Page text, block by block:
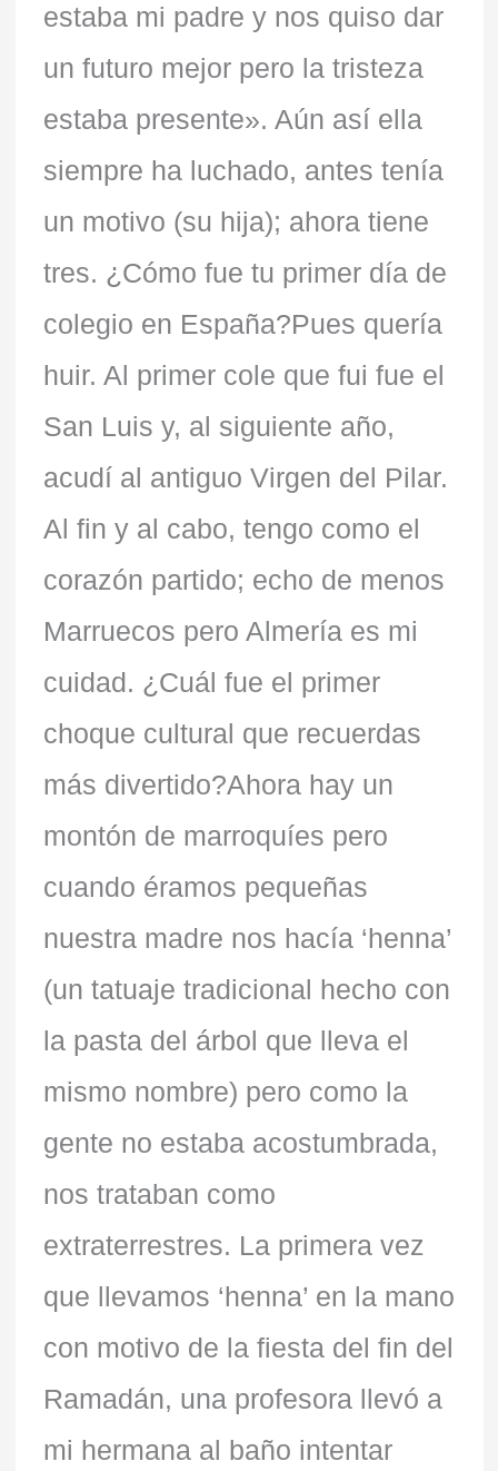
estaba mi padre y nos quiso dar
un futuro mejor pero la tristeza
estaba presente». Aún así ella
siempre ha luchado, antes tenía
un motivo (su hija); ahora tiene
tres. ¿Cómo fue tu primer día de
colegio en España?Pues quería
huir. Al primer cole que fui fue el
San Luis y, al siguiente año,
acudí al antiguo Virgen del Pilar.
Al fin y al cabo, tengo como el
corazón partido; echo de menos
Marruecos pero Almería es mi
cuidad. ¿Cuál fue el primer
choque cultural que recuerdas
más divertido?Ahora hay un
montón de marroquíes pero
cuando éramos pequeñas
nuestra madre nos hacía ‘henna’
(un tatuaje tradicional hecho con
la pasta del árbol que lleva el
mismo nombre) pero como la
gente no estaba acostumbrada,
nos trataban como
extraterrestres. La primera vez
que llevamos ‘henna’ en la mano
con motivo de la fiesta del fin del
Ramadán, una profesora llevó a
mi hermana al baño intentar